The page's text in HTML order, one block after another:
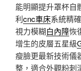
能明顯提升罩杯自
利cnc車床系統精
視力模糊白內障恢
增生的皮層五星級
瘦臉更最新技術儀
整，適合外觀粉刺